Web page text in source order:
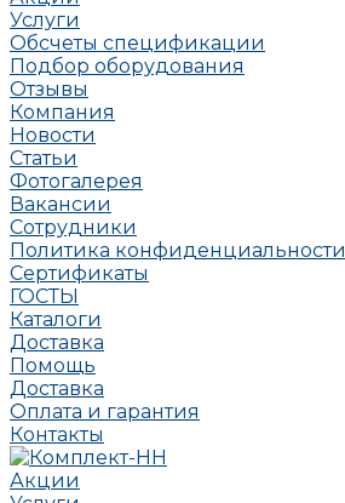
Услуги
Обсчеты спецификации
Подбор оборудования
Отзывы
Компания
Новости
Статьи
Фотогалерея
Вакансии
Сотрудники
Политика конфиденциальности
Сертификаты
ГОСТЫ
Каталоги
Доставка
Помощь
Доставка
Оплата и гарантия
Контакты
Акции